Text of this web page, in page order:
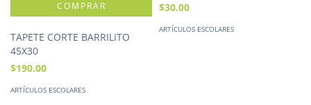
TAPETE CORTE BARRILITO
45X30
$190.00
ARTÍCULOS ESCOLARES
$30.00
ARTÍCULOS ESCOLARES